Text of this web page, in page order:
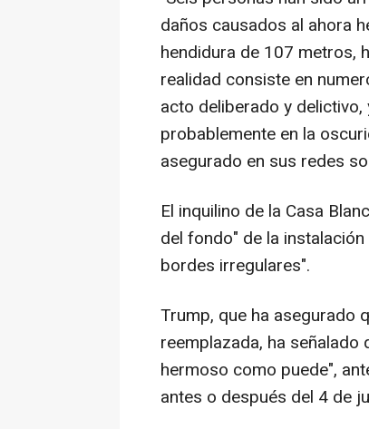
daños causados al ahora
hendidura de 107 metros,
realidad consiste en
acto deliberado y
probablemente en la
asegurado en sus redes
El inquilino de la Casa
del fondo" de la
bordes irregulares".
Trump, que ha asegurado
reemplazada, ha señalado
hermoso como puede",
antes o después del 4 de